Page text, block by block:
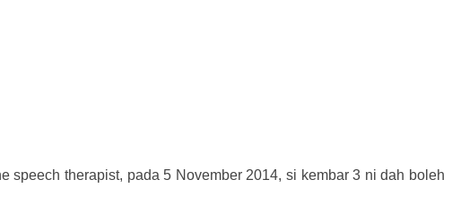
speech therapist, pada 5 November 2014, si kembar 3 ni dah boleh